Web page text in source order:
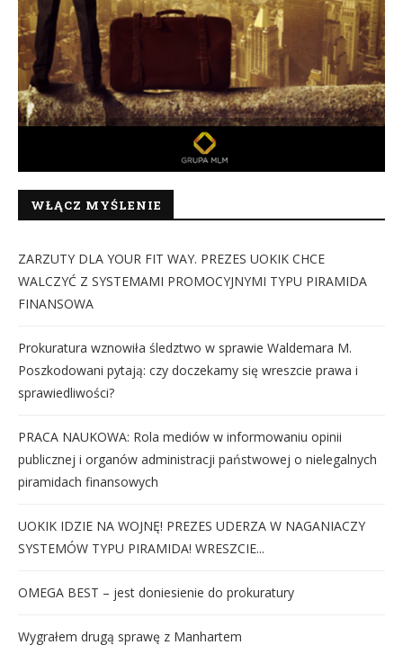
WŁĄCZ MYŚLENIE
ZARZUTY DLA YOUR FIT WAY. PREZES UOKIK CHCE
WALCZYĆ Z SYSTEMAMI PROMOCYJNYMI TYPU PIRAMIDA
FINANSOWA
Prokuratura wznowiła śledztwo w sprawie Waldemara M.
Poszkodowani pytają: czy doczekamy się wreszcie prawa i
sprawiedliwości?
PRACA NAUKOWA: Rola mediów w informowaniu opinii
publicznej i organów administracji państwowej o nielegalnych
piramidach finansowych
UOKIK IDZIE NA WOJNĘ! PREZES UDERZA W NAGANIACZY
SYSTEMÓW TYPU PIRAMIDA! WRESZCIE...
OMEGA BEST – jest doniesienie do prokuratury
Wygrałem drugą sprawę z Manhartem